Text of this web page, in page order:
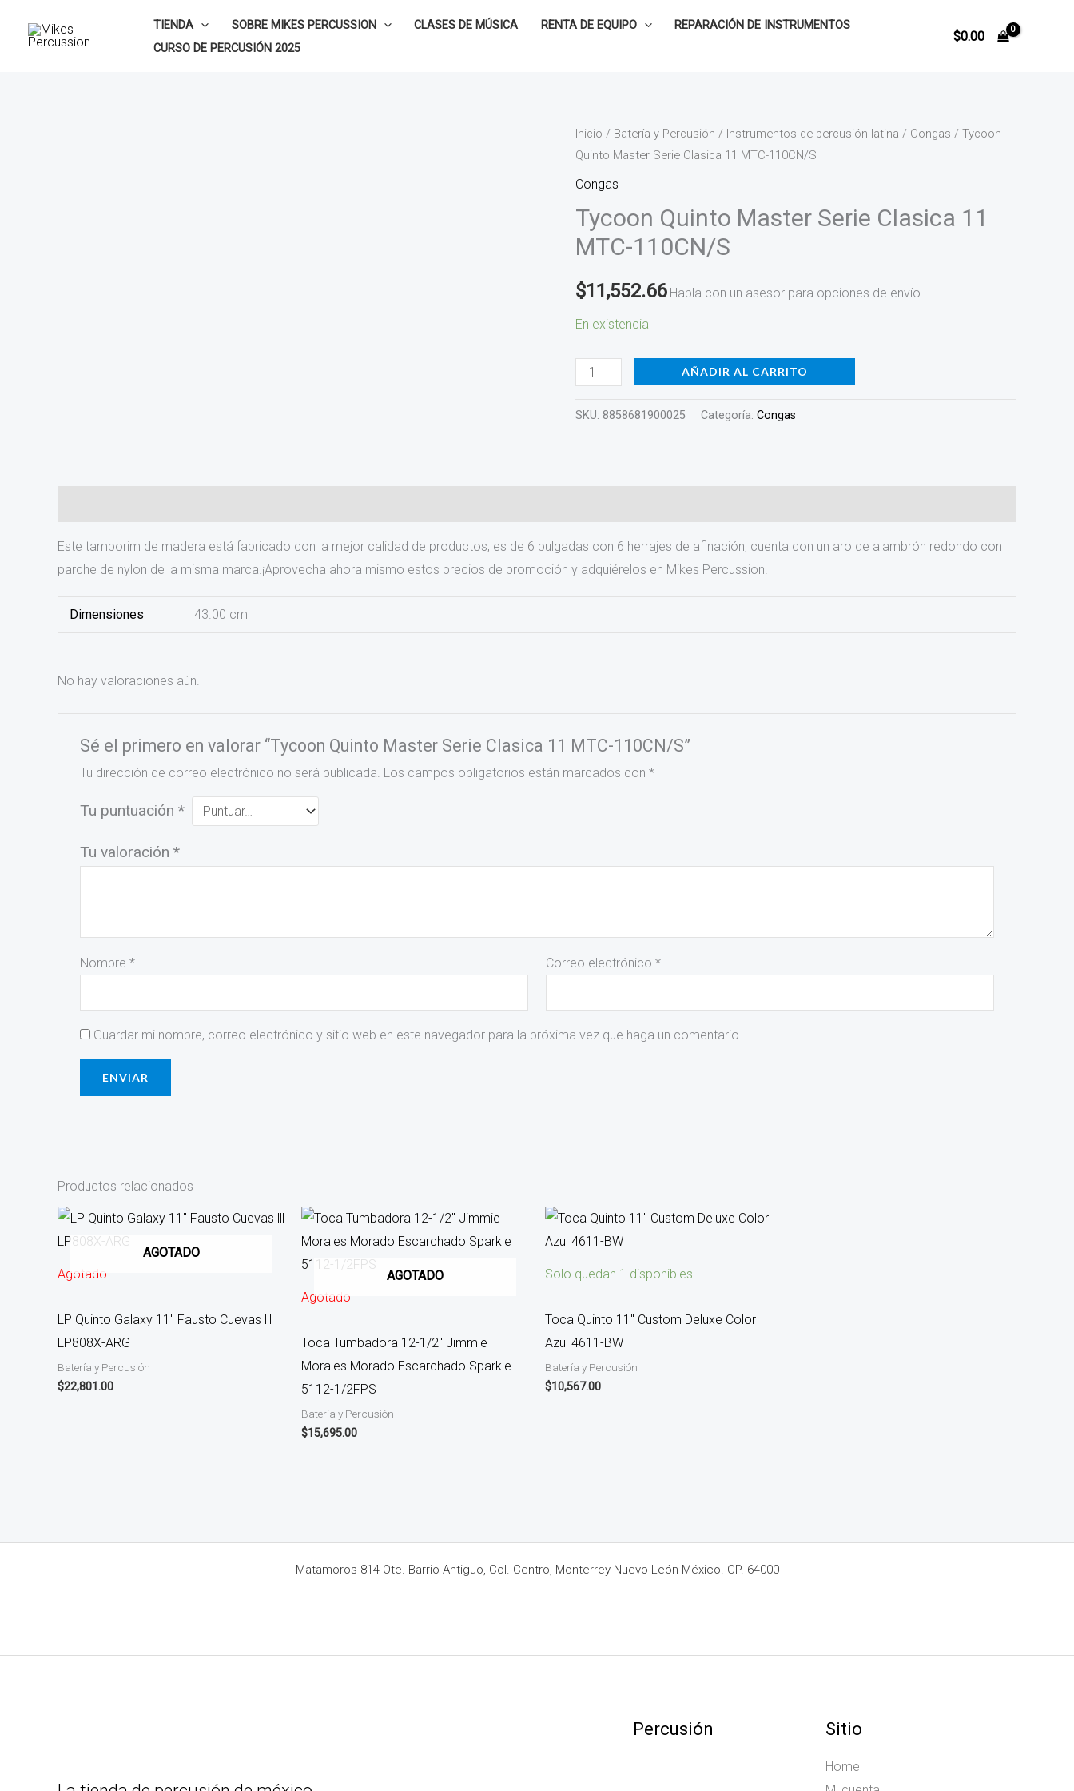
TIENDA SOBRE MIKES PERCUSSION CLASES DE MÚSICA RENTA DE EQUIPO
REPARACIÓN DE INSTRUMENTOS
CURSO DE PERCUSIÓN 2025
$0.00
Inicio / Batería y Percusión / Instrumentos de percusión latina / Congas / Tycoon
Quinto Master Serie Clasica 11 MTC-110CN/S
Congas
Tycoon Quinto Master Serie Clasica 11
MTC-110CN/S
$11,552.66 Habla con un asesor para opciones de envío
En existencia
Tycoon
Quinto
Master
Clasica
11
110CN/S
cantidad
AÑADIR AL CARRITO
SKU: 8858681900025 Categoría: Congas
Este tamborim de madera está fabricado con la mejor calidad de productos, es de 6 pulgadas con 6 herrajes de afinación, cuenta con un aro de alambrón redondo con
parche de nylon de la misma marca.¡Aprovecha ahora mismo estos precios de promoción y adquiérelos en Mikes Percussion!
Dimensiones 43.00 cm
No hay valoraciones aún.
Sé el primero en valorar “Tycoon Quinto Master Serie Clasica 11 MTC-110CN/S”
Tu dirección de correo electrónico no será publicada. Los campos obligatorios están marcados con *
Tu puntuación *
Tu valoración *
Nombre * Correo electrónico*
Guardar mi nombre, correo electrónico y sitio web en este navegador para la próxima vez que haga un comentario.
Productos relacionados
AGOTADO
Agotado
LP Quinto Galaxy 11″ Fausto Cuevas lll
LP808X-ARG
Batería y Percusión
$22,801.00
AGOTADO
Agotado
Toca Tumbadora 12-1/2″ Jimmie
Morales Morado Escarchado Sparkle
5112-1/2FPS
Batería y Percusión
$15,695.00
Solo quedan 1 disponibles
Toca Quinto 11″ Custom Deluxe Color
Azul 4611-BW
Batería y Percusión
$10,567.00
Matamoros 814 Ote. Barrio Antiguo, Col. Centro, Monterrey Nuevo León México. CP. 64000
Percusión Sitio
Home